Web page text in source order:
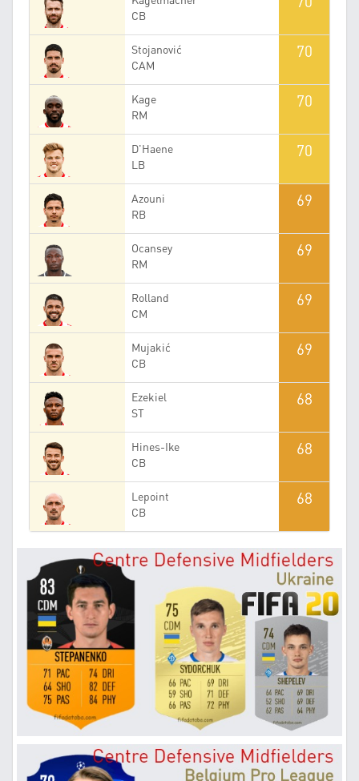
CB
Stojanović
CAM
70
Kage
RM
70
D'Haene
LB
70
Azouni
RB
69
Ocansey
RM
69
Rolland
CM
69
Mujakić
CB
69
Ezekiel
ST
68
Hines-Ike
CB
68
Lepoint
CB
68